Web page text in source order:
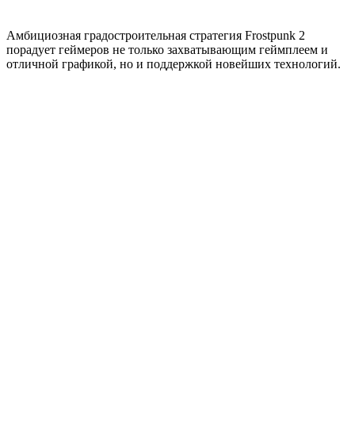
Амбициозная градостроительная стратегия Frostpunk 2
порадует геймеров не только захватывающим геймплеем и
отличной графикой, но и поддержкой новейших технологий.